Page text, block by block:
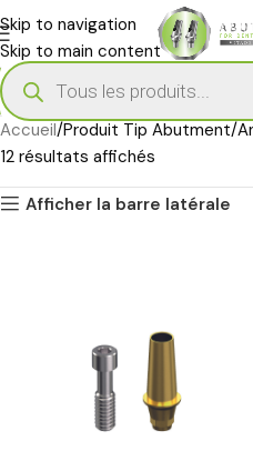
Skip to navigation
Skip to main content
Accueil Produit Tip Abutment
12 résultats affichés
Afficher la barre latérale